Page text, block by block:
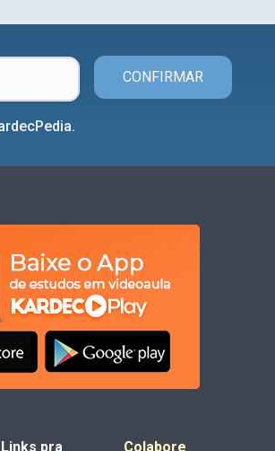
CONFIRMAR
Links pra Colabore